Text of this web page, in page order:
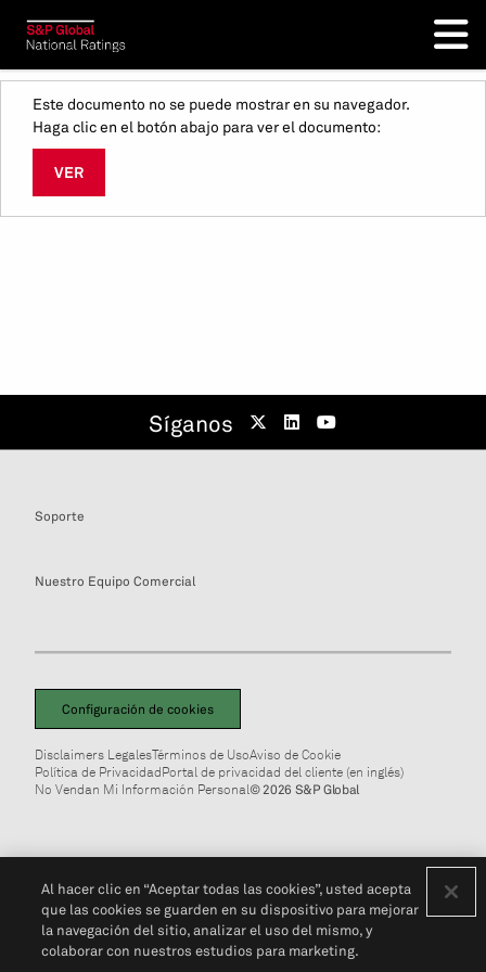
Este documento no se puede mostrar en su navegador.
Haga clic en el botón abajo para ver el documento:
VER
Síganos
Soporte
Nuestro Equipo Comercial
Configuración de cookies
Disclaimers LegalesTérminos de UsoAviso de Cookie
Política de PrivacidadPortal de privacidad del cliente (en inglés)
No Vendan Mi Información Personal© 2026 S&P Global
Al hacer clic en “Aceptar todas las cookies”, usted acepta
que las cookies se guarden en su dispositivo para mejorar
la navegación del sitio, analizar el uso del mismo, y
colaborar con nuestros estudios para marketing.